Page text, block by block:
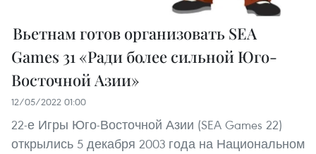
Вьетнам готов организовать SEA
Games 31 «Ради более сильной Юго-
Восточной Азии»
12/05/2022 01:00
22-е Игры Юго-Восточной Азии (SEA Games 22)
открылись 5 декабря 2003 года на Национальном